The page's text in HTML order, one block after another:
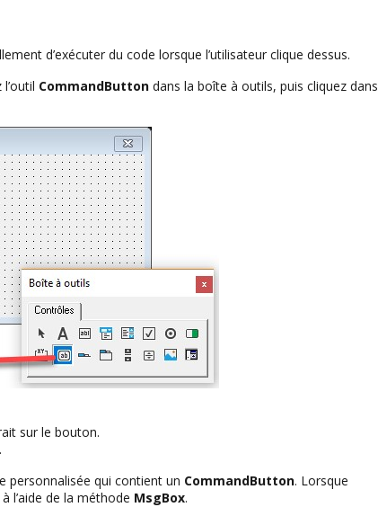
d’exécuter du code lorsque l’utilisateur clique dessus.
CommandButton dans la boîte à outils, puis cliquez dans
sur le bouton.
personnalisée qui contient un CommandButton. Lorsque
l’aide de la méthode MsgBox.